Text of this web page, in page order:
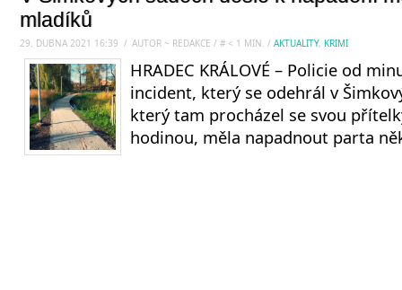
mladíků
29. DUBNA 2021 16:39 / AUTOR ~ REDAKCE / # < 1 MIN. / AKTUALITY, KRIMI
HRADEC KRÁLOVÉ – Policie od
incident, který se odehrál v
který tam procházel se svou
hodinou, měla napadnout parta